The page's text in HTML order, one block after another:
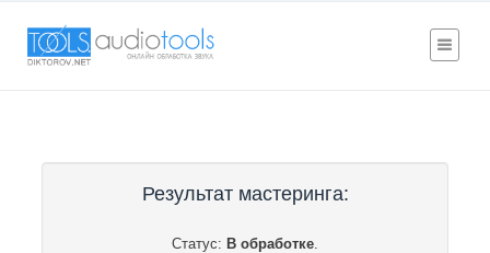
Результат мастеринга:
Статус: В обработке.